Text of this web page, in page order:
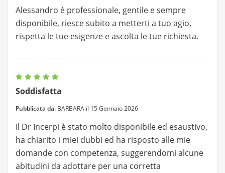
Alessandro è professionale, gentile e sempre
disponibile, riesce subito a metterti a tuo agio,
rispetta le tue esigenze e ascolta le tue richiesta.
Soddisfatta
Pubblicata da: BARBARA il 15 Gennaio 2026
Il Dr Incerpi è stato molto disponibile ed esaustivo,
ha chiarito i miei dubbi ed ha risposto alle mie
domande con competenza, suggerendomi alcune
abitudini da adottare per una corretta